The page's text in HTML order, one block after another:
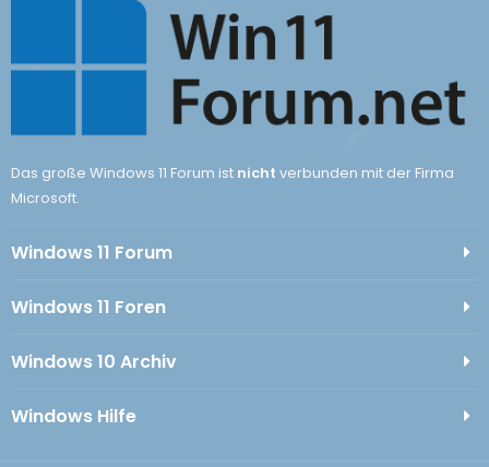
Das große Windows 11 Forum ist nicht verbunden mit der Firma
Microsoft.
Windows 11 Forum
Windows 11 Foren
Windows 10 Archiv
Windows Hilfe